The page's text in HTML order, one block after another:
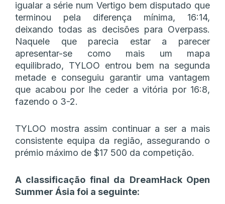
igualar a série num Vertigo bem disputado que
terminou pela diferença mínima, 16:14,
deixando todas as decisões para Overpass.
Naquele que parecia estar a parecer
apresentar-se como mais um mapa
equilibrado, TYLOO entrou bem na segunda
metade e conseguiu garantir uma vantagem
que acabou por lhe ceder a vitória por 16:8,
fazendo o 3-2.
TYLOO mostra assim continuar a ser a mais
consistente equipa da região, assegurando o
prémio máximo de $17 500 da competição.
A classificação final da DreamHack Open
Summer Ásia foi a seguinte: